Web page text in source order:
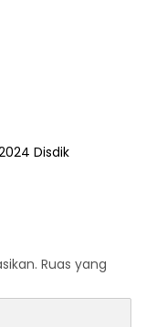
Disdik
Ruas yang